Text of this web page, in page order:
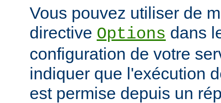
Vous pouvez utiliser de
directive Options dans
configuration de votre
indiquer que l'exécution
est permise depuis un